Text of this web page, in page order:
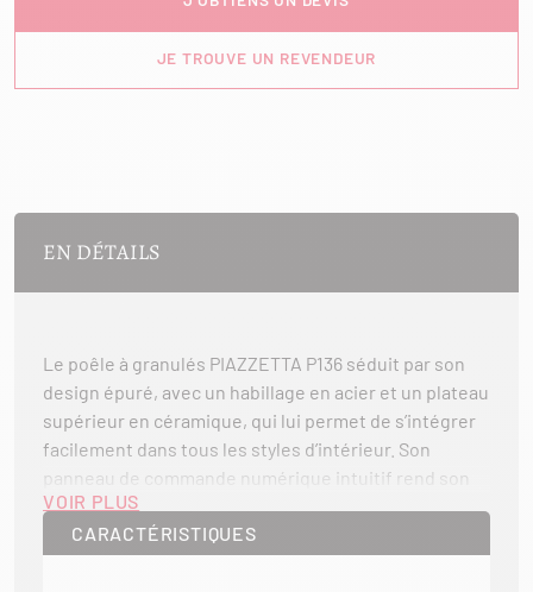
JE TROUVE UN REVENDEUR
EN DÉTAILS
Le poêle à granulés PIAZZETTA P136 séduit par son
design épuré, avec un habillage en acier et un plateau
supérieur en céramique, qui lui permet de s’intégrer
facilement dans tous les styles d’intérieur. Son
panneau de commande numérique intuitif rend son
utilisation simple et pratique au quotidien.
Grâce à la fonction Mode Silence, il peut fonctionner
VOIR PLUS
CARACTÉRISTIQUES